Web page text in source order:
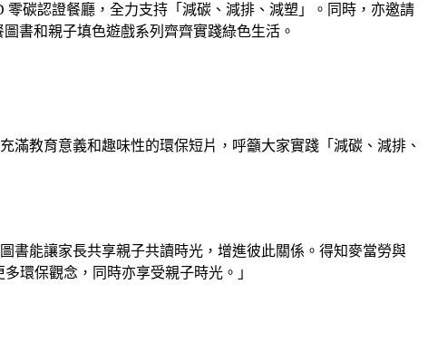
碳認證餐廳，全力支持「減碳、減排、減塑」。同時，亦邀請
書和親子填色遊戲系列齊齊實踐綠色生活。
滿教育意義和趣味性的環保短片，呼籲大家實踐「減碳、減排、
書能讓家長共享親子共讀時光，增進彼此關係。得知麥當勞與
環保觀念，同時亦享受親子時光。」